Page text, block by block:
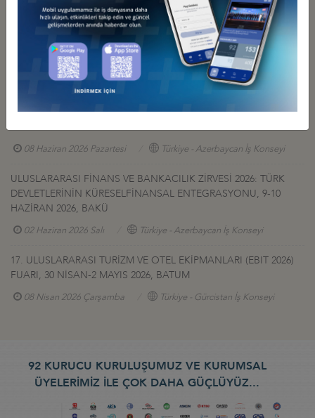
GÜRCİSTAN YATIRIM PROJELERİ HK.
27 Temmuz 2026 Pazartesi Türkiye - Gürcistan İş Konseyi
AFGANİSTAN TALK MADEN SAHASI GELİŞTİRME İHALESİ HK
27 Temmuz 2026 Pazartesi Türkiye - Afganistan İş Konseyi
YEREL FİRMALARIN TANITIM SERGİSİ, 17-20 HAZİRAN 2026,
08 Haziran 2026 Pazartesi Türkiye - Azerbaycan İş Konseyi
ULUSLARARASI FİNANS VE BANKACILIK ZİRVESİ 2026: TÜRK
DEVLETLERİNİN KÜRESELFİNANSAL ENTEGRASYONU, 9-10
HAZİRAN 2026, BAKÜ
02 Haziran 2026 Salı Türkiye - Azerbaycan İş Konseyi
17. ULUSLARARASI TURİZM VE OTEL EKİPMANLARI (EBIT 2026)
FUARI, 30 NİSAN-2 MAYIS 2026, BATUM
08 Nisan 2026 Çarşamba Türkiye - Gürcistan İş Konseyi
92 KURUCU KURULUŞUMUZ VE KURUMSAL
ÜYELERİMİZ İLE ÇOK DAHA GÜÇLÜYÜZ...